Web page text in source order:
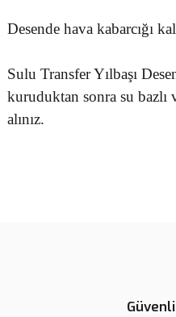
Desende hava kabarcığı
Sulu Transfer Yılbaşı
kuruduktan sonra su bazlı
alınız.